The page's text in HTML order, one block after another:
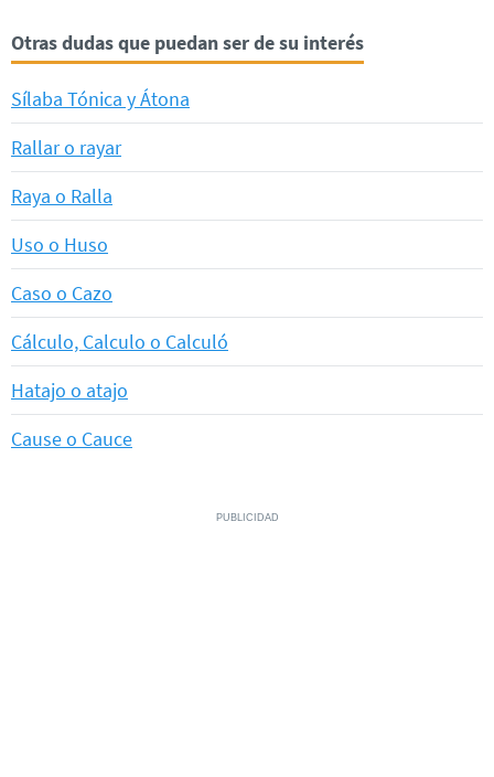
Otras dudas que puedan ser de su interés
Sílaba Tónica y Átona
Rallar o rayar
Raya o Ralla
Uso o Huso
Caso o Cazo
Cálculo, Calculo o Calculó
Hatajo o atajo
Cause o Cauce